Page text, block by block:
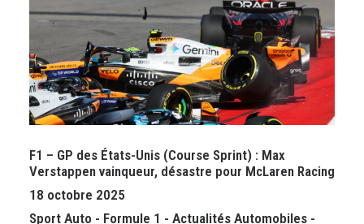
F1 – GP des États-Unis (Course Sprint) : Max
Verstappen vainqueur, désastre pour McLaren Racing
18 octobre 2025
Sport Auto - Formule 1 - Actualités Automobiles -